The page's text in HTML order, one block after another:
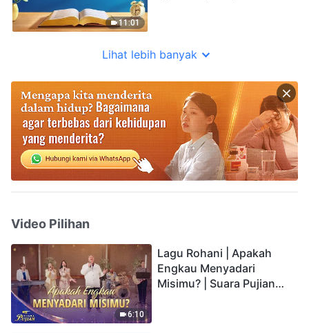
11:01
Lihat lebih banyak
Video Pilihan
6:10
Lagu Rohani | Apakah
Engkau Menyadari
Misimu? | Suara Pujian